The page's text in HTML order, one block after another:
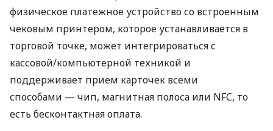
физическое платежное устройство со встроенным
чековым принтером, которое устанавливается в
торговой точке, может интегрироваться с
кассовой/компьютерной техникой и
поддерживает прием карточек всеми
способами — чип, магнитная полоса или NFC, то
есть бесконтактная оплата.